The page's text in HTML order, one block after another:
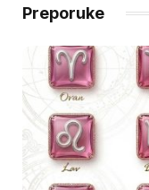
Preporuke